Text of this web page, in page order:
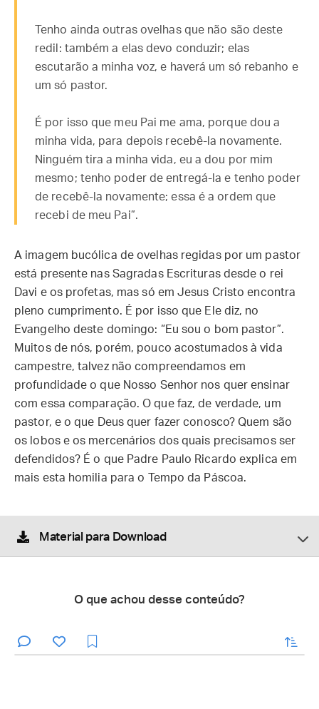
Tenho ainda outras ovelhas que não são deste
redil: também a elas devo conduzir; elas
escutarão a minha voz, e haverá um só rebanho e
um só pastor.
É por isso que meu Pai me ama, porque dou a
minha vida, para depois recebê-la novamente.
Ninguém tira a minha vida, eu a dou por mim
mesmo; tenho poder de entregá-la e tenho poder
de recebê-la novamente; essa é a ordem que
recebi de meu Pai”.
A imagem bucólica de ovelhas regidas por um pastor
está presente nas Sagradas Escrituras desde o rei
Davi e os profetas, mas só em Jesus Cristo encontra
pleno cumprimento. É por isso que Ele diz, no
Evangelho deste domingo: “Eu sou o bom pastor”.
Muitos de nós, porém, pouco acostumados à vida
campestre, talvez não compreendamos em
profundidade o que Nosso Senhor nos quer ensinar
com essa comparação. O que faz, de verdade, um
pastor, e o que Deus quer fazer conosco? Quem são
os lobos e os mercenários dos quais precisamos ser
defendidos? É o que Padre Paulo Ricardo explica em
mais esta homilia para o Tempo da Páscoa.
Material para Download
O que achou desse conteúdo?
enviar